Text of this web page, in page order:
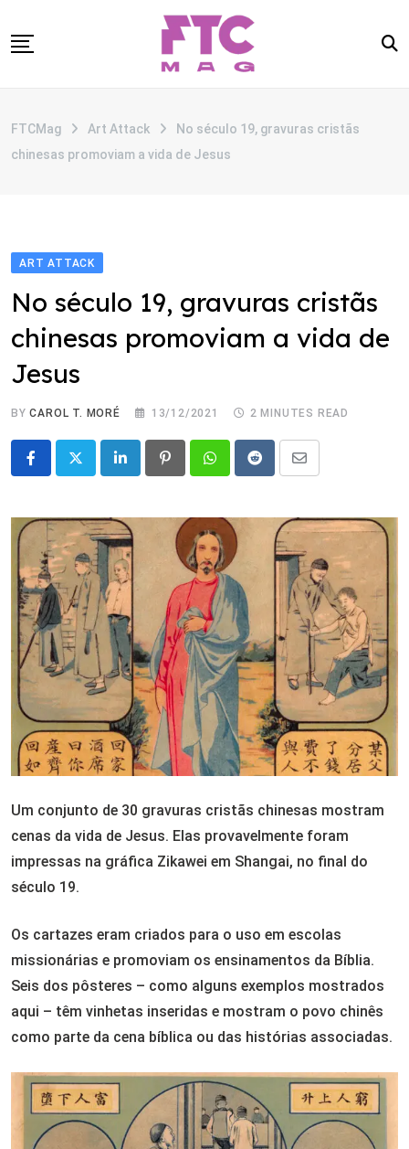
to
CATEGORIAS
FTCMag Art Attack
No século 19, gravuras cristãs
chinesas promoviam a vida de Jesus
ART ATTACK
No século 19, gravuras cristãs
chinesas promoviam a vida de
Jesus
BYCAROL T. MORÉ 13/12/2021 2 MINUTES READ
LinkedIn PinterestWhatsappRedditShare
Email
Um conjunto de 30 gravuras cristãs chinesas mostram
cenas da vida de Jesus. Elas provavelmente foram
impressas na gráfica Zikawei em Shangai, no final do
século 19.
Os cartazes eram criados para o uso em escolas
missionárias e promoviam os ensinamentos da Bíblia.
Seis dos pôsteres – como alguns exemplos mostrados
aqui – têm vinhetas inseridas e mostram o povo chinês
como parte da cena bíblica ou das histórias associadas.